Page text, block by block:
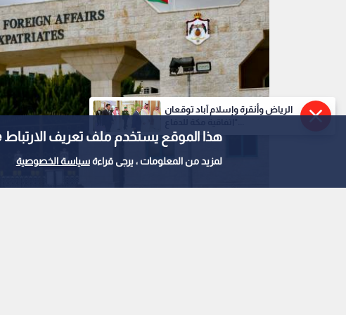
هذا الموقع يستخدم ملف تعريف الارتباط Cookie
لمزيد من المعلومات ، يرجى قراءةسياسة الخصوصية
الرياض وأنقرة وإسلام آباد توقعان